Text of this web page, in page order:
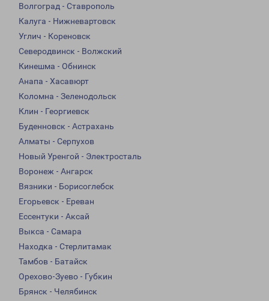
Волгоград - Ставрополь
Калуга - Нижневартовск
Углич - Кореновск
Северодвинск - Волжский
Кинешма - Обнинск
Анапа - Хасавюрт
Коломна - Зеленодольск
Клин - Георгиевск
Буденновск - Астрахань
Алматы - Серпухов
Новый Уренгой - Электросталь
Воронеж - Ангарск
Вязники - Борисоглебск
Егорьевск - Ереван
Ессентуки - Аксай
Выкса - Самара
Находка - Стерлитамак
Тамбов - Батайск
Орехово-Зуево - Губкин
Брянск - Челябинск